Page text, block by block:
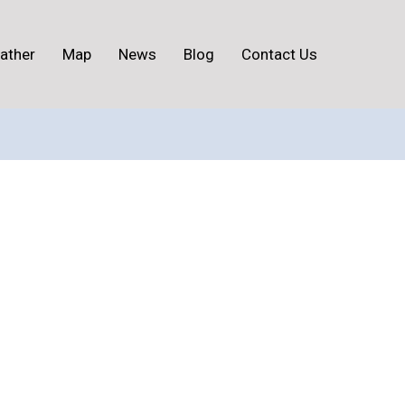
Map News Blog Contact Us